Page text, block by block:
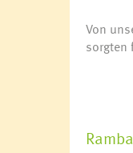
Von
sorgten